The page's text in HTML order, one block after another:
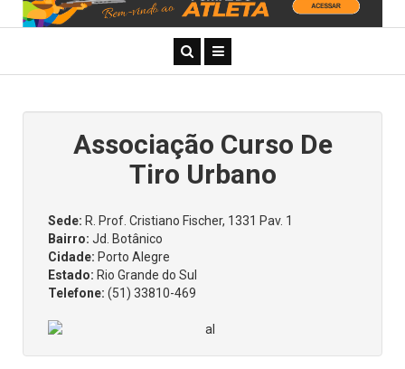
Associação Curso De
Tiro Urbano
Sede: R. Prof. Cristiano Fischer, 1331 Pav. 1
Bairro: Jd. Botânico
Cidade: Porto Alegre
Estado: Rio Grande do Sul
Telefone: (51) 33810-469